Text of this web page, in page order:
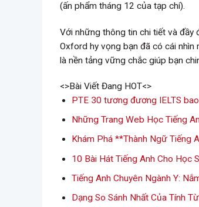
(ấn phẩm tháng 12 của tạp chí).
Với những thông tin chi tiết và đầy
Oxford hy vọng bạn đã có cái
là nền tảng vững chắc giúp bạn
<>Bài Viết Đang HOT<>
PTE 30 tương đương IELTS
Những Trang Web Học Tiếng
Khám Phá **Thành Ngữ Tiếng
10 Bài Hát Tiếng Anh Cho Học
Tiếng Anh Chuyên Ngành Y:
Dạng So Sánh Nhất Của Tính